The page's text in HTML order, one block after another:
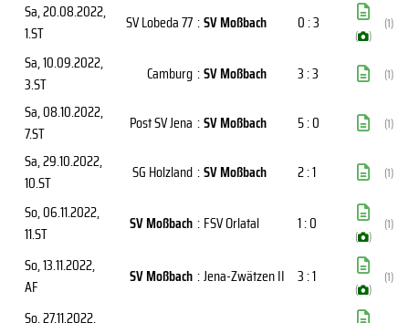
Sa, 20.08.2022,
1.ST
SV Lobeda 77 :SV Moßbach 0 : 3
( )
(1)
Sa, 10.09.2022,
3.ST
Camburg :SV Moßbach 3 : 3 (1)
Sa, 08.10.2022,
7.ST
Post SV Jena :SV Moßbach 5 : 0 (1)
Sa, 29.10.2022,
10.ST
SG Holzland :SV Moßbach 2 : 1 (1)
So, 06.11.2022,
11.ST
SV Moßbach : FSV Orlatal 1 : 0
( )
(1)
So, 13.11.2022,
AF
SV Moßbach :Jena-Zwätzen II 3 : 1
( )
(1)
So, 27.11.2022,